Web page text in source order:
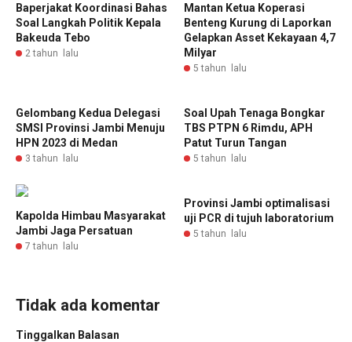
Baperjakat Koordinasi Bahas
Soal Langkah Politik Kepala
Bakeuda Tebo
2 tahun lalu
Mantan Ketua Koperasi
Benteng Kurung di Laporkan
Gelapkan Asset Kekayaan 4,7
Milyar
5 tahun lalu
Gelombang Kedua Delegasi
SMSI Provinsi Jambi Menuju
HPN 2023 di Medan
3 tahun lalu
Soal Upah Tenaga Bongkar
TBS PTPN 6 Rimdu, APH
Patut Turun Tangan
5 tahun lalu
Kapolda Himbau Masyarakat
Jambi Jaga Persatuan
7 tahun lalu
Provinsi Jambi optimalisasi
uji PCR di tujuh laboratorium
5 tahun lalu
Tidak ada komentar
Tinggalkan Balasan